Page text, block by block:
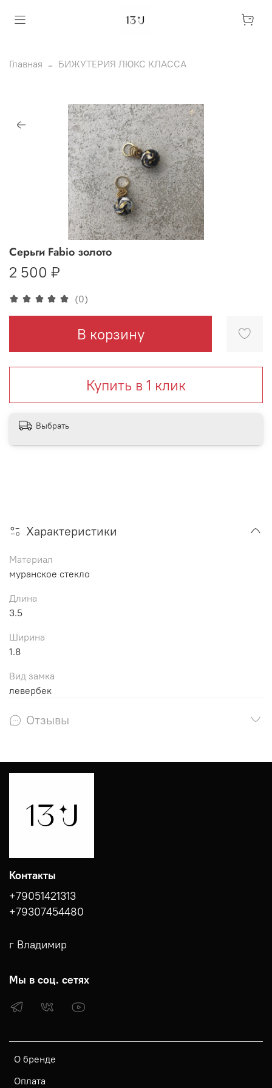
Главная БИЖУТЕРИЯ ЛЮКС КЛАССА
(0)
Серьги Fabio золото
2 500 ₽
В корзину
Купить в 1 клик
Выбрать
Характеристики
Материал
муранское стекло
Длина
3.5
Ширина
1.8
Вид замка
левербек
Отзывы
О бренде
Оплата
Контакты
+79051421313
+79307454480
г Владимир
Мы в соц. сетях